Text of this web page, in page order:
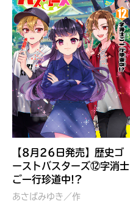
ぼくたちのマインクラフト
冒険記 エンチャント剣
【8月26日発売】歴史ゴ
ーストバスターズ⑫字消士
ご一行珍道中!?
あさばみゆき／作